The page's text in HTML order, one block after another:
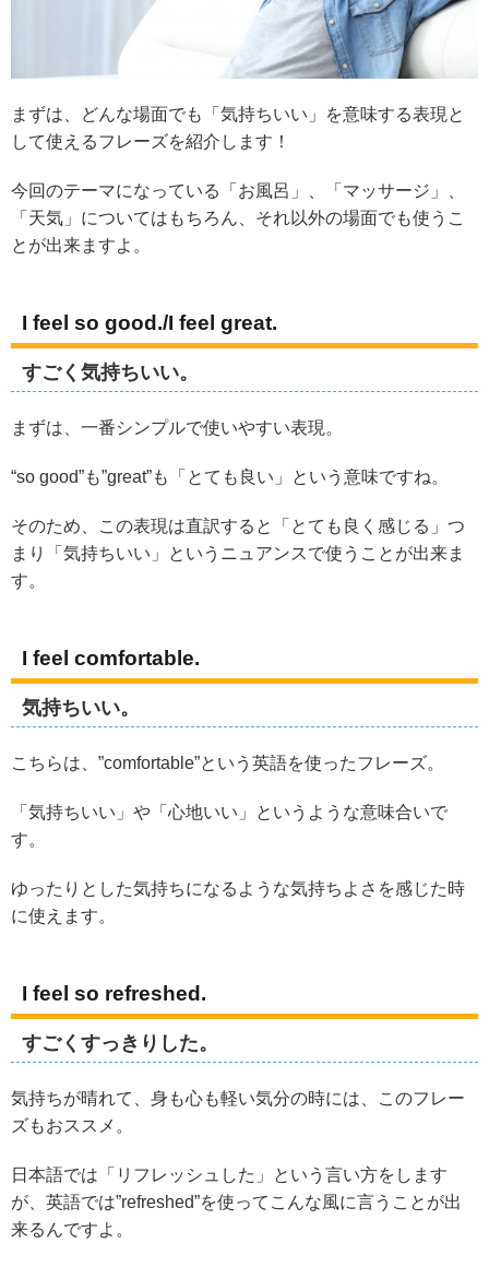
まずは、どんな場面でも「気持ちいい」を意味する表現と
して使えるフレーズを紹介します！
今回のテーマになっている「お風呂」、「マッサージ」、
「天気」についてはもちろん、それ以外の場面でも使うこ
とが出来ますよ。
I feel so good./I feel great.
すごく気持ちいい。
まずは、一番シンプルで使いやすい表現。
“so good”も”great”も「とても良い」という意味ですね。
そのため、この表現は直訳すると「とても良く感じる」つ
まり「気持ちいい」というニュアンスで使うことが出来ま
す。
I feel comfortable.
気持ちいい。
こちらは、”comfortable”という英語を使ったフレーズ。
「気持ちいい」や「心地いい」というような意味合いで
す。
ゆったりとした気持ちになるような気持ちよさを感じた時
に使えます。
I feel so refreshed.
すごくすっきりした。
気持ちが晴れて、身も心も軽い気分の時には、このフレー
ズもおススメ。
日本語では「リフレッシュした」という言い方をします
が、英語では”refreshed”を使ってこんな風に言うことが出
来るんですよ。